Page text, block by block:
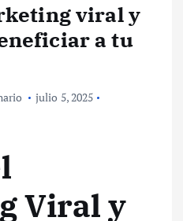
viral y
a tu
julio 5, 2025
Viral y